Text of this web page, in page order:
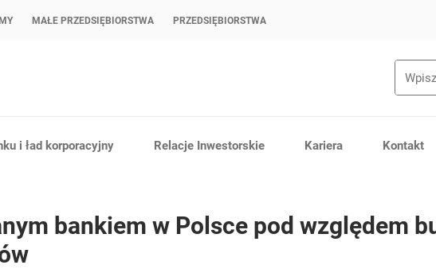
MAŁE PRZEDSIĘBIORSTWA PRZEDSIĘBIORSTWA
i ład korporacyjny Relacje Inwestorskie Kariera Kontakt
bankiem w Polsce pod względem